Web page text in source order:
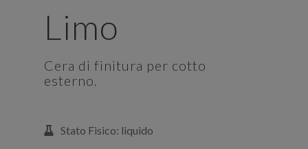
Limo
Cera di finitura per cotto
esterno.
Stato Fisico: liquido